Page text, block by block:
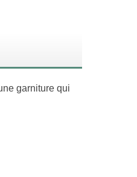
garniture qui